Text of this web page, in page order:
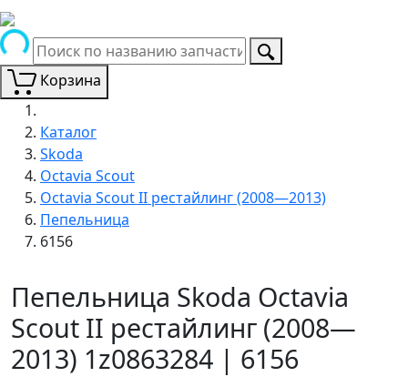
Корзина
Каталог
Skoda
Octavia Scout
Octavia Scout II рестайлинг (2008—2013)
Пепельница
6156
Пепельница Skoda Octavia
Scout II рестайлинг (2008—
2013) 1z0863284 | 6156